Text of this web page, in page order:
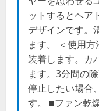
ットするとヘア
デザインです。
ます。 ＜使用
装着します。カ
ます。3分間の
停止したい場合
す。 ■ファン乾